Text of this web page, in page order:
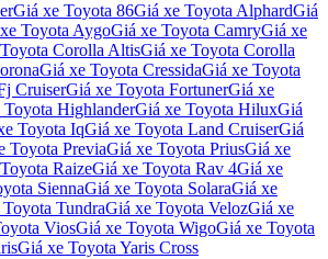
Giá xe Toyota 86Giá xe Toyota AlphardGiá
Toyota AygoGiá xe Toyota CamryGiá xe
Toyota Corolla AltisGiá xe Toyota Corolla
Giá xe Toyota CressidaGiá xe Toyota
CruiserGiá xe Toyota FortunerGiá xe
Toyota HighlanderGiá xe Toyota HiluxGiá
Toyota IqGiá xe Toyota Land CruiserGiá
Toyota PreviaGiá xe Toyota PriusGiá xe
Toyota RaizeGiá xe Toyota Rav 4Giá xe
SiennaGiá xe Toyota SolaraGiá xe
Toyota TundraGiá xe Toyota VelozGiá xe
ViosGiá xe Toyota WigoGiá xe Toyota
Giá xe Toyota Yaris Cross